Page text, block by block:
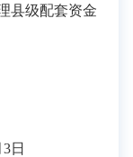
县级配套资金
日